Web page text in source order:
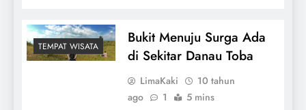
TEMPAT WISATA
Bukit Menuju Surga Ada
di Sekitar Danau Toba
LimaKaki
10 tahun
ago
1 5 mins